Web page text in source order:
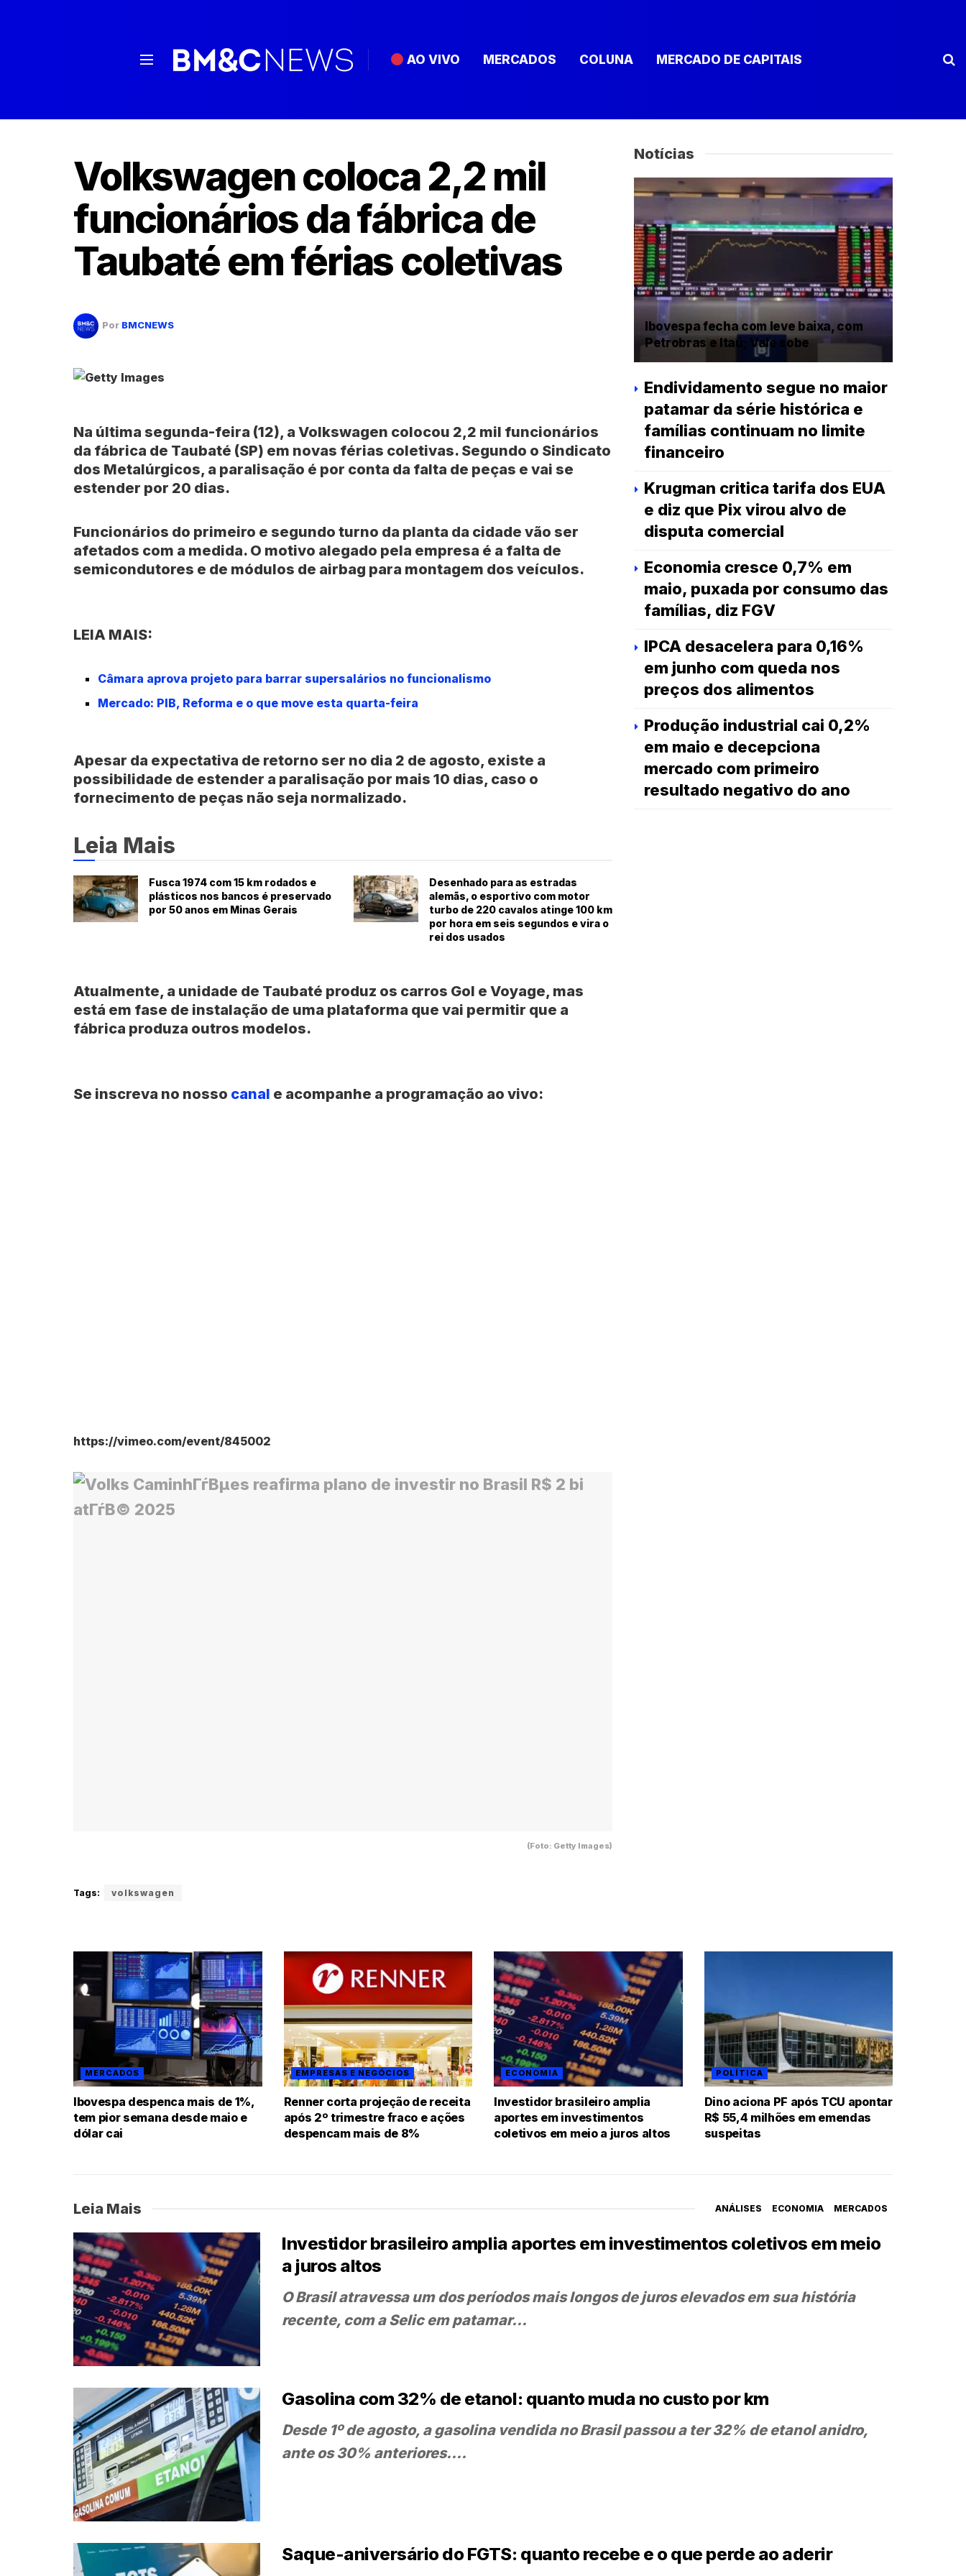
AO VIVO MERCADOS COLUNA MERCADO DE CAPITAIS
Volkswagen coloca 2,2 mil
funcionários da fábrica de
Taubaté em férias coletivas
Por BMCNEWS
Na última segunda-feira (12), a Volkswagen colocou 2,2 mil funcionários
da fábrica de Taubaté (SP) em novas férias coletivas. Segundo o Sindicato
dos Metalúrgicos, a paralisação é por conta da falta de peças e vai se
estender por 20 dias.
Funcionários do primeiro e segundo turno da planta da cidade vão ser
afetados com a medida. O motivo alegado pela empresa é a falta de
semicondutores e de módulos de airbag para montagem dos veículos.
LEIA MAIS:
Câmara aprova projeto para barrar supersalários no funcionalismo
Mercado: PIB, Reforma e o que move esta quarta-feira
Apesar da expectativa de retorno ser no dia 2 de agosto, existe a
possibilidade de estender a paralisação por mais 10 dias, caso o
fornecimento de peças não seja normalizado.
Leia Mais
Fusca 1974 com 15 km rodados e
plásticos nos bancos é preservado
por 50 anos em Minas Gerais
Desenhado para as estradas
alemãs, o esportivo com motor
turbo de 220 cavalos atinge 100 km
por hora em seis segundos e vira o
rei dos usados
Atualmente, a unidade de Taubaté produz os carros Gol e Voyage, mas
está em fase de instalação de uma plataforma que vai permitir que a
fábrica produza outros modelos.
Se inscreva no nosso canal e acompanhe a programação ao vivo:
https://vimeo.com/event/845002
(Foto: Getty Images)
Tags: volkswagen
Notícias
Ibovespa fecha com leve baixa, com
Petrobras e Itaú; Vale sobe
Endividamento segue no maior
patamar da série histórica e
famílias continuam no limite
financeiro
Krugman critica tarifa dos EUA
e diz que Pix virou alvo de
disputa comercial
Economia cresce 0,7% em
maio, puxada por consumo das
famílias, diz FGV
IPCA desacelera para 0,16%
em junho com queda nos
preços dos alimentos
Produção industrial cai 0,2%
em maio e decepciona
mercado com primeiro
resultado negativo do ano
MERCADOS
Ibovespa despenca mais de 1%,
tem pior semana desde maio e
dólar cai
EMPRESAS E NEGÓCIOS
Renner corta projeção de receita
após 2º trimestre fraco e ações
despencam mais de 8%
ECONOMIA
Investidor brasileiro amplia
aportes em investimentos
coletivos em meio a juros altos
POLÍTICA
Dino aciona PF após TCU apontar
R$ 55,4 milhões em emendas
suspeitas
Leia Mais ANÁLISES ECONOMIA MERCADOS
Investidor brasileiro amplia aportes em investimentos coletivos em meio
a juros altos
O Brasil atravessa um dos períodos mais longos de juros elevados em sua história
recente, com a Selic em patamar...
Gasolina com 32% de etanol: quanto muda no custo por km
Desde 1º de agosto, a gasolina vendida no Brasil passou a ter 32% de etanol anidro,
ante os 30% anteriores....
Saque-aniversário do FGTS: quanto recebe e o que perde ao aderir